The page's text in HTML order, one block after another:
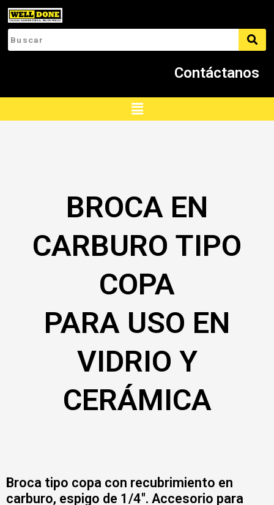
contenido
Contáctanos
Menú
BROCA EN
CARBURO TIPO
COPA
PARA USO EN
VIDRIO Y
CERÁMICA
Broca tipo copa con recubrimiento en
carburo, espigo de 1/4″. Accesorio para